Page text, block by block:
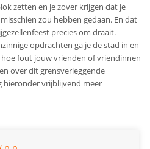
zetten en je zover krijgen dat je
zou hebben gedaan. En dat
precies om draait.
opdrachten ga je de stad in en
fout jouw vrienden of vriendinnen
over dit grensverleggende
hieronder vrijblijvend meer